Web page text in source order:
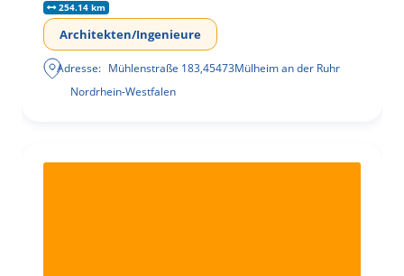
254.14 km
Architekten/Ingenieure
Adresse: Mühlenstraße 183,45473Mülheim an der Ruhr
Nordrhein-Westfalen